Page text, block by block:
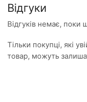
Відгуки
Відгуків немає, поки
Тільки покупці, які
товар, можуть